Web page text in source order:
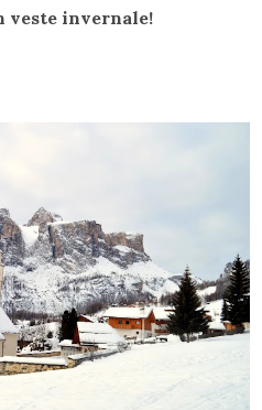
veste invernale!